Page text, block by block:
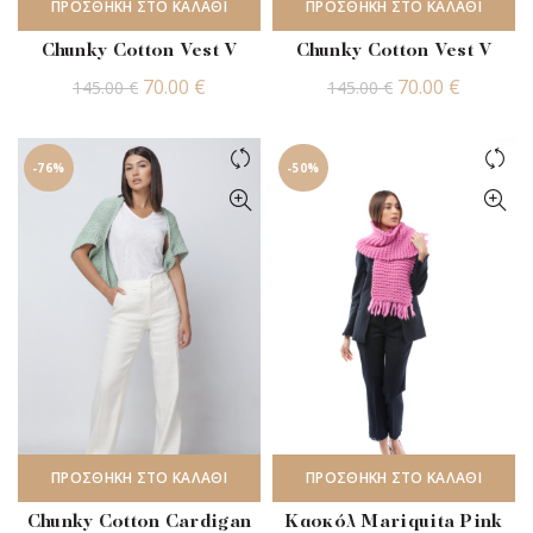
ΠΡΟΣΘΉΚΗ ΣΤΟ ΚΑΛΆΘΙ
Chunky Cotton Vest V
145.00€ Original
was:
145.00 €.
70.00 €
τιμή
είναι:
70.00 €.
ΠΡΟΣΘΉΚΗ ΣΤΟ ΚΑΛΆΘΙ
Chunky Cotton Vest V
145.00€ Original
70.00 €
τιμή
είναι:
70.00 €.
-76%
ΠΡΟΣΘΉΚΗ ΣΤΟ ΚΑΛΆΘΙ
Chunky Cotton Cardigan
-50%
ΠΡΟΣΘΉΚΗ ΣΤΟ ΚΑΛΆΘΙ
Κασκόλ Mariquita Pink